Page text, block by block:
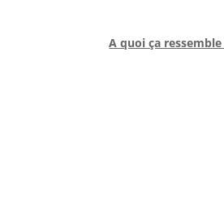
A quoi ça ressemble